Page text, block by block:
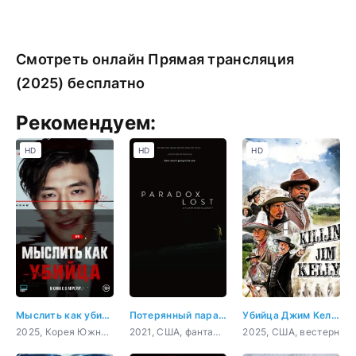
Смотреть онлайн Прямая трансляция
(2025) бесплатно
Рекомендуем:
Мыслить как убийца
2025, Корея Южная, детектив, триллер, комедия, криминал
HD
Потерянный парадокс
2021, США, фантастика, комедия
HD
Убийца Джим Келли
2025, США, вестерн
HD